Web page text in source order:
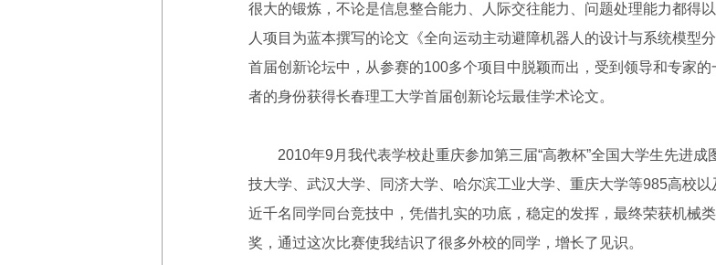
很大的锻炼，不论是信息整合能力、人际交往能力、问题处理能力都得
人项目为蓝本撰写的论文《全向运动主动避障机器人的设计与系统模型
首届创新论坛中，从参赛的100多个项目中脱颖而出，受到领导和专家
者的身份获得长春理工大学首届创新论坛最佳学术论文。
2010年9月我代表学校赴重庆参加第三届“高教杯”全国大学生先进成
技大学、武汉大学、同济大学、哈尔滨工业大学、重庆大学等985高校
近千名同学同台竞技中，凭借扎实的功底，稳定的发挥，最终荣获机械
奖，通过这次比赛使我结识了很多外校的同学，增长了见识。